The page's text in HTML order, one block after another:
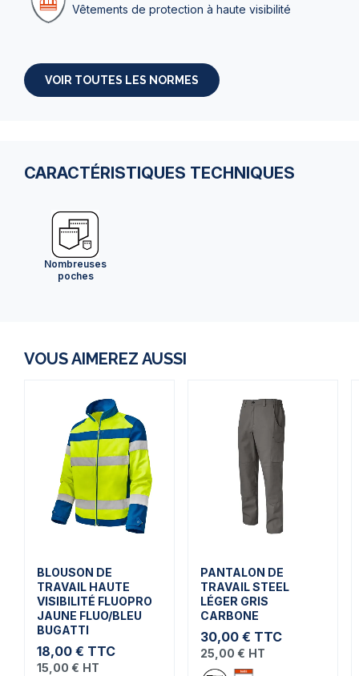
Vêtements de protection à haute visibilité
VOIR TOUTES LES NORMES
CARACTÉRISTIQUES TECHNIQUES
Nombreuses
poches
VOUS AIMEREZ AUSSI
BLOUSON DE
TRAVAIL HAUTE
VISIBILITÉ FLUOPRO
JAUNE FLUO/BLEU
BUGATTI
18,00 € TTC
15,00 € HT
PANTALON DE
TRAVAIL STEEL
LÉGER GRIS
CARBONE
30,00 € TTC
25,00 € HT